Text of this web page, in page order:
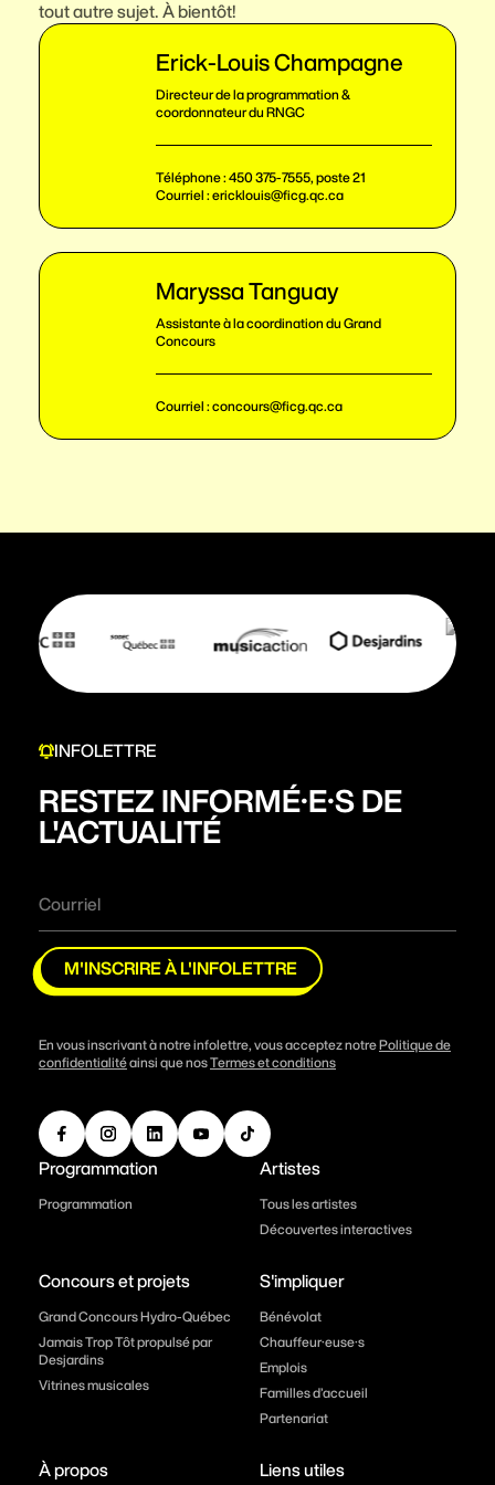
% les droits sur vos chansons. Afin de bénéficier
entreprendre les démarches nécessaires afin
d’accorder au FICG une licence d’exploitation.
Un candidat peut ne pas accorder de licence
FICG se verra contraint d’exclure de ses activités
de promotion le matériel qui ne serait pas
entièrement libre de droits.
tout autre sujet. À bientôt!
Erick-Louis Champagne
Directeur de la programmation &
coordonnateur du RNGC
Téléphone : 450 375-7555, poste 21
Courriel : ericklouis@ficg.qc.ca
Maryssa Tanguay
Assistante à la coordination du Grand
Concours
Courriel : concours@ficg.qc.ca
INFOLETTRE
RESTEZ INFORMÉ·E·S DE
L'ACTUALITÉ
M'INSCRIRE À L'INFOLETTRE
En vous inscrivant à notre infolettre, vous acceptez notre Politique de
confidentialitéainsi que nosTermes et conditions
Programmation
Programmation
Artistes
Tous les artistes
Découvertes interactives
Concours et projets
Grand Concours Hydro-Québec
Jamais Trop Tôt propulsé par
Desjardins
Vitrines musicales
S'impliquer
Bénévolat
Chauffeur·euse·s
Emplois
Familles d’accueil
Partenariat
À propos Liens utiles